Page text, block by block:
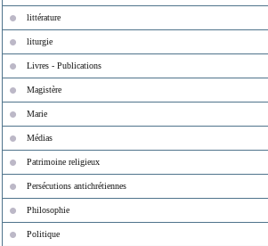
littérature
liturgie
Livres - Publications
Magistère
Marie
Médias
Patrimoine religieux
Persécutions antichrétiennes
Philosophie
Politique